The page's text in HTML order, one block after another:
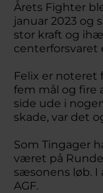
Årets Fighter
januar 2023 og
stor kraft og
Felix er noteret
fem mål og fire
side ude i
skade, var det
Som Tingager
været på
sæsonens løb. I
AGF.